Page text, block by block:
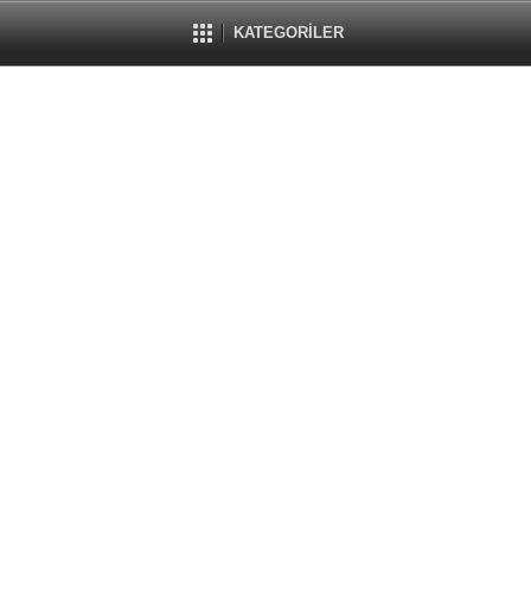
KATEGORİLER